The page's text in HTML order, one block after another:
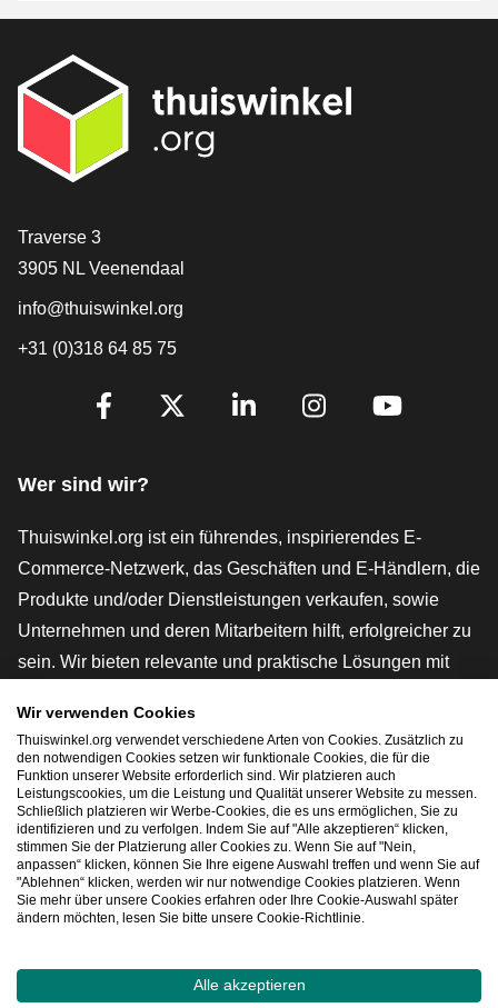
[_General:Contact]
Traverse 3
3905 NL Veenendaal
info@thuiswinkel.org
+31 (0)318 64 85 75
[_General:SocialMediaTitle]
Wer sind wir?
Thuiswinkel.org ist ein führendes, inspirierendes E-
Commerce-Netzwerk, das Geschäften und E-Händlern, die
Produkte und/oder Dienstleistungen verkaufen, sowie
Unternehmen und deren Mitarbeitern hilft, erfolgreicher zu
sein. Wir bieten relevante und praktische Lösungen mit
rechtlichen Instrumenten und Beratung,
Interessenvertretung, Marktforschung und verfügen über
eine eigene Bildungsplattform, die Thuiswinkel e-
Academy.
Schnelles Navigieren
Wir verwenden Cookies
Thuiswinkel.org verwendet verschiedene Arten von Cookies. Zusätzlich zu
den notwendigen Cookies setzen wir funktionale Cookies, die für die
Funktion unserer Website erforderlich sind. Wir platzieren auch
Leistungscookies, um die Leistung und Qualität unserer Website zu messen.
Schließlich platzieren wir Werbe-Cookies, die es uns ermöglichen, Sie zu
identifizieren und zu verfolgen. Indem Sie auf "Alle akzeptieren“ klicken,
stimmen Sie der Platzierung aller Cookies zu. Wenn Sie auf "Nein,
anpassen“ klicken, können Sie Ihre eigene Auswahl treffen und wenn Sie auf
"Ablehnen“ klicken, werden wir nur notwendige Cookies platzieren. Wenn
Sie mehr über unsere Cookies erfahren oder Ihre Cookie-Auswahl später
ändern möchten, lesen Sie bitte unsere Cookie-Richtlinie.
Alle akzeptieren